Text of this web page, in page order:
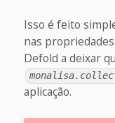
Isso é feito
nas
Defold a deixar
aplicação.